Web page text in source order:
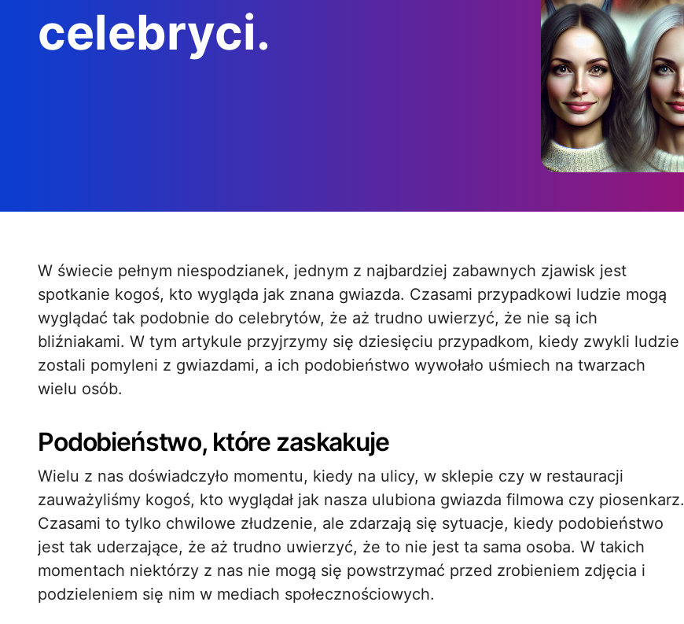
celebryci.
W świecie pełnym niespodzianek, jednym z najbardziej zabawnych zjawisk jest
spotkanie kogoś, kto wygląda jak znana gwiazda. Czasami przypadkowi ludzie mogą
wyglądać tak podobnie do celebrytów, że aż trudno uwierzyć, że nie są ich
bliźniakami. W tym artykule przyjrzymy się dziesięciu przypadkom, kiedy zwykli ludzie
zostali pomyleni z gwiazdami, a ich podobieństwo wywołało uśmiech na twarzach
wielu osób.
Podobieństwo, które zaskakuje
Wielu z nas doświadczyło momentu, kiedy na ulicy, w sklepie czy w restauracji
zauważyliśmy kogoś, kto wyglądał jak nasza ulubiona gwiazda filmowa czy piosenkarz.
Czasami to tylko chwilowe złudzenie, ale zdarzają się sytuacje, kiedy podobieństwo
jest tak uderzające, że aż trudno uwierzyć, że to nie jest ta sama osoba. W takich
momentach niektórzy z nas nie mogą się powstrzymać przed zrobieniem zdjęcia i
podzieleniem się nim w mediach społecznościowych.